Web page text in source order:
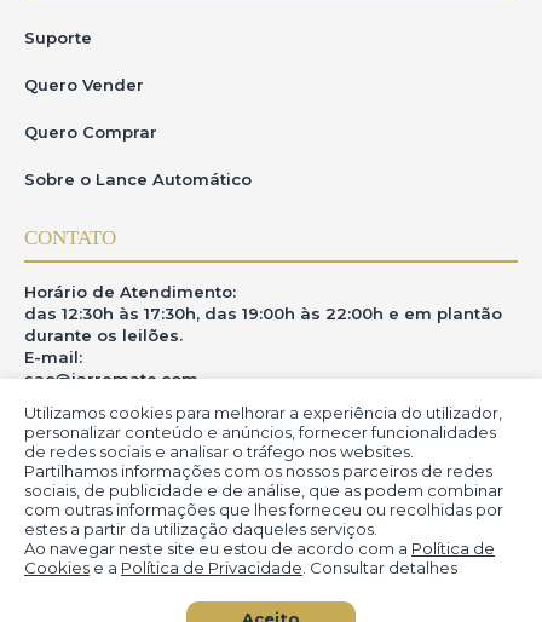
Utilizamos cookies para melhorar a experiência do utilizador,
personalizar conteúdo e anúncios, fornecer funcionalidades
de redes sociais e analisar o tráfego nos websites.
Partilhamos informações com os nossos parceiros de redes
sociais, de publicidade e de análise, que as podem combinar
com outras informações que lhes forneceu ou recolhidas por
estes a partir da utilização daqueles serviços.
Ao navegar neste site eu estou de acordo com a Política de
Cookies e a Política de Privacidade . Consultar detalhes
Suporte
Quero Vender
Quero Comprar
Sobre o Lance Automático
CONTATO
Horário de Atendimento:
das 12:30h às 17:30h, das 19:00h às 22:00h e em plantão
durante os leilões.
E-mail:
sac@iarremate.com
ONDE ESTAMOS
R. Heitor Modesto, 28 - Estação São Lourenço - MG
CEP: 37470-000
© iArremate - Portal de Arte (2013-2026)